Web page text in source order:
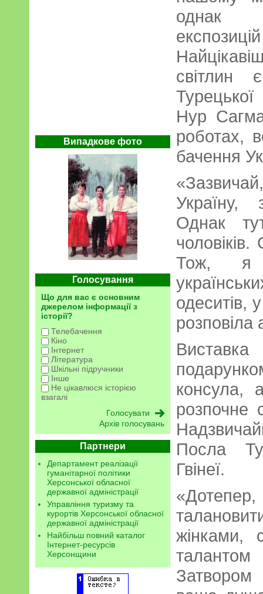
Випадкове фото
Голосування
Що для вас є основним
джерелом інформації з
історії?
Телебачення
Кіно
Інтернет
Література
Шкільні підручники
Інше
Не цікавлюся історією
взагалі
Архів голосувань
Партнери
Департамент реалізації
гуманітарної політики
Херсонської обласної
державної адміністрації
Управління туризму та
курортів Херсонської обласної
державної адміністрації
Найбільш повний каталог
Інтернет-ресурсів
Херсонщини
однак
світлин
Нур
роботах,
бачення
Україну,
Однак
Тож, я
одеситів,
розповіла
консула,
розпочне
Посла
Гвінеї.
жінками,